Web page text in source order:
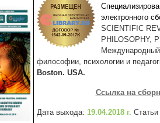
электронного
SCIENTIFIC
PHILOSOPHY,
философии, психологии и
Boston. USA.
Ссылка на
Дата выхода: 19.04.2018 г.